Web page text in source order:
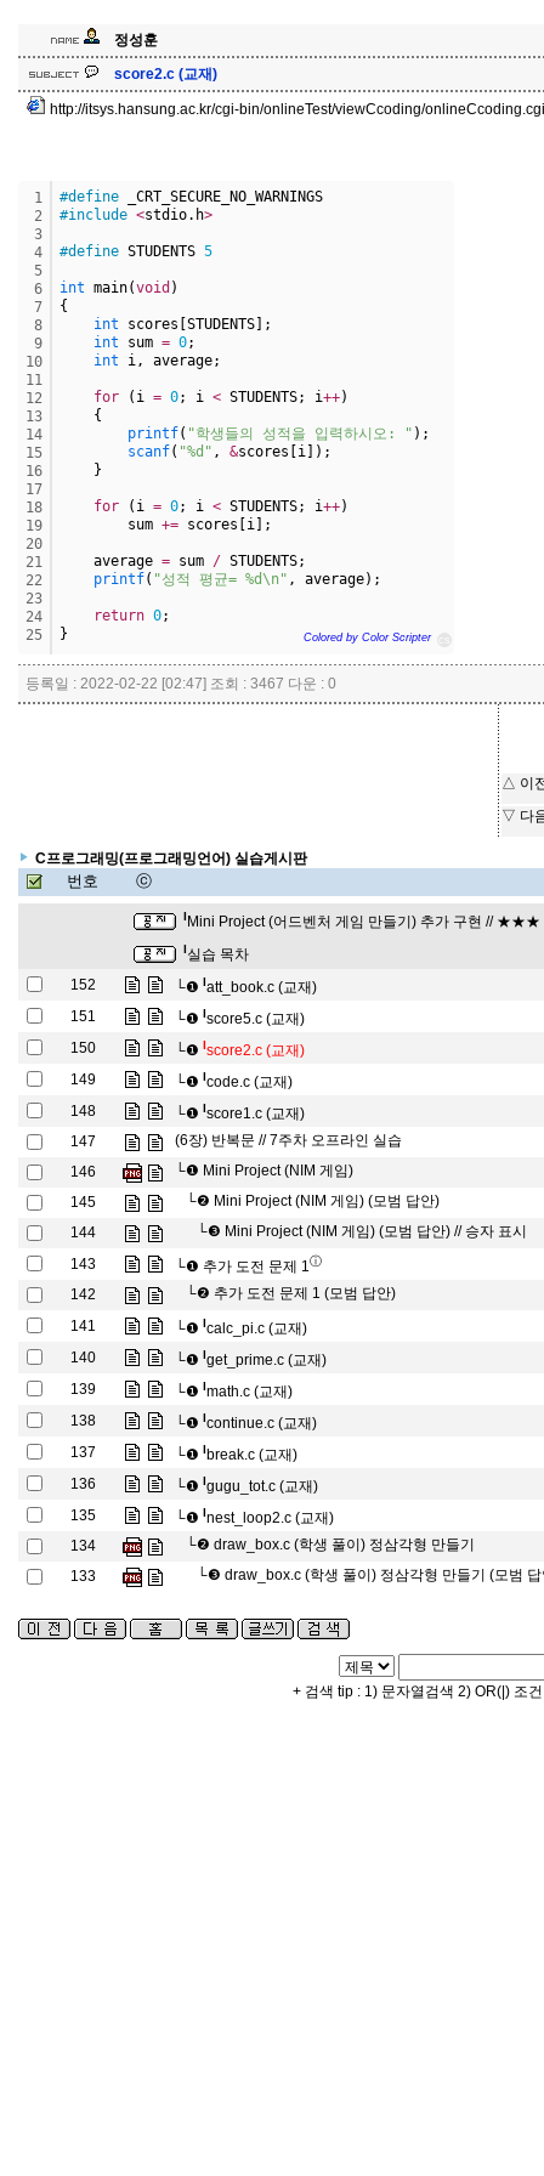
정성훈
score2.c (교재)
http://itsys.hansung.ac.kr/cgi-bin/onlineTest/viewCcoding/
1
2
3
4
5
6
7
8
9
10
11
12
13
14
15
16
17
18
19
20
21
22
23
24
25
#define _CRT_SECURE_NO_WARNINGS
#include <stdio.h>
#define STUDENTS 5
int main(void )
{
int scores[STUDENTS];
int sum = 0;
int i, average;
for (i = 0; i < STUDENTS; i++)
{
printf( "학생들의 성적을 입력하시오: " );
scanf( "%d" , &scores[i]);
}
for (i = 0; i < STUDENTS; i++)
sum += scores[i];
average = sum / STUDENTS;
printf( "성적 평균= %d\n" , average);
return 0;
}
Colored by Color Scripter
등록일 : 2022-02-22 [02:47] 조회 : 3467 다운 : 0
△ 이
▽ 다
C프로그래밍(프로그래밍언어) 실습게시판
번호 ⓒ
l Mini Project (어드벤처 게임 만들기) 추가 구현 // ★★★
l실습 목차
152
└❶ latt_book.c (교재)
151
└❶ lscore5.c (교재)
150
└❶ lscore2.c (교재)
149
└❶ lcode.c (교재)
148
└❶ lscore1.c (교재)
147
(6장) 반복문 // 7주차 오프라인 실습
146
└❶ Mini Project (NIM 게임)
145
└❷ Mini Project (NIM 게임) (모범 답안)
144
└❸ Mini Project (NIM 게임) (모범 답안) // 승자 표시
143
└❶ 추가 도전 문제 1ⓘ
142 └❷ 추가 도전 문제 1 (모범 답안)
141
└❶ lcalc_pi.c (교재)
140
└❶ lget_prime.c (교재)
139
└❶ lmath.c (교재)
138
└❶ lcontinue.c (교재)
137
└❶ lbreak.c (교재)
136
└❶ lgugu_tot.c (교재)
135
└❶ lnest_loop2.c (교재)
134
└❷ draw_box.c (학생 풀이) 정삼각형 만들기
133
└❸ draw_box.c (학생 풀이) 정삼각형 만들기 (모범
+ 검색 tip : 1) 문자열검색 2) OR(|) 조